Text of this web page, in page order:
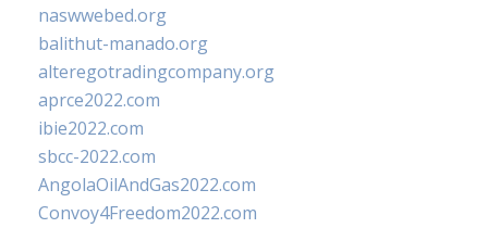
naswwebed.org
balithut-manado.org
alteregotradingcompany.org
aprce2022.com
ibie2022.com
sbcc-2022.com
AngolaOilAndGas2022.com
Convoy4Freedom2022.com